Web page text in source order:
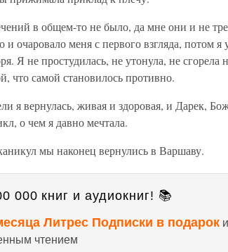
в общем-то не было, да мне они и не
очаровало меня с первого взгляда, потом я
Я не простудилась, не утонула, не
что самой становилось противно.
я вернулась, живая и здоровая, и Дарек,
о чем я давно мечтала.
мы наконец вернулись в Варшаву.
000 книг и аудиокниг! 📚
Литрес Подписки в подарок
чтением